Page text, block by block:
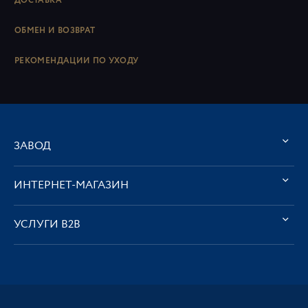
ОБМЕН И ВОЗВРАТ
РЕКОМЕНДАЦИИ ПО УХОДУ
ЗАВОД
ИНТЕРНЕТ-МАГАЗИН
УСЛУГИ В2В